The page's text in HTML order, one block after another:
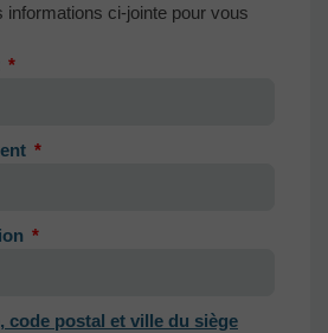
informations ci-jointe pour vous
code postal et ville du siège